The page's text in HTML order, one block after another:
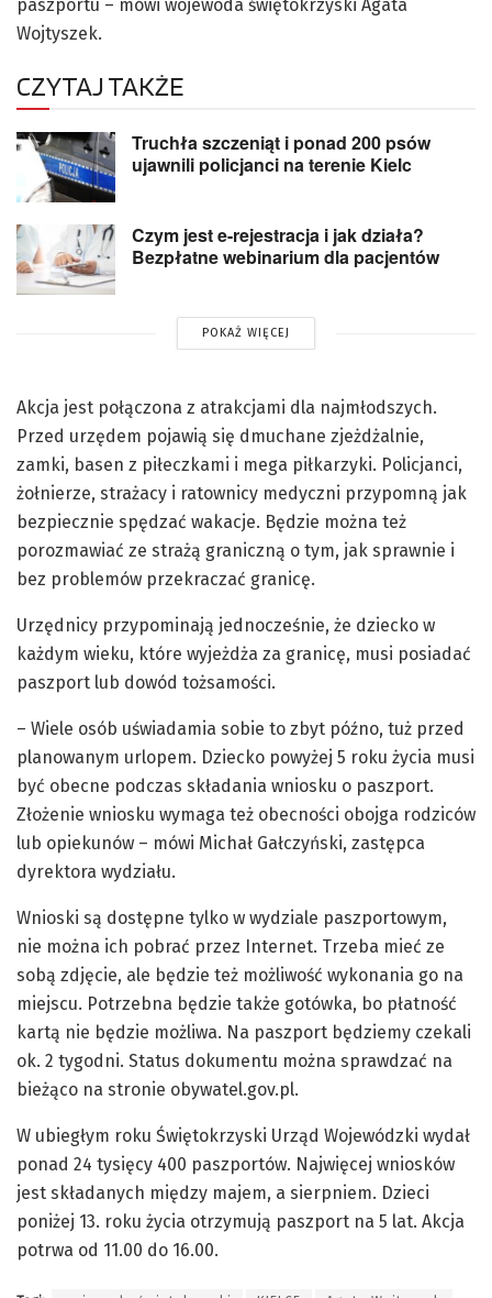
paszportu – mówi wojewoda świętokrzyski Agata
Wojtyszek.
CZYTAJ TAKŻE
Truchła szczeniąt i ponad 200 psów
ujawnili policjanci na terenie Kielc
Czym jest e-rejestracja i jak działa?
Bezpłatne webinarium dla pacjentów
POKAŻ WIĘCEJ
Akcja jest połączona z atrakcjami dla najmłodszych.
Przed urzędem pojawią się dmuchane zjeżdżalnie,
zamki, basen z piłeczkami i mega piłkarzyki. Policjanci,
żołnierze, strażacy i ratownicy medyczni przypomną jak
bezpiecznie spędzać wakacje. Będzie można też
porozmawiać ze strażą graniczną o tym, jak sprawnie i
bez problemów przekraczać granicę.
Urzędnicy przypominają jednocześnie, że dziecko w
każdym wieku, które wyjeżdża za granicę, musi posiadać
paszport lub dowód tożsamości.
– Wiele osób uświadamia sobie to zbyt późno, tuż przed
planowanym urlopem. Dziecko powyżej 5 roku życia musi
być obecne podczas składania wniosku o paszport.
Złożenie wniosku wymaga też obecności obojga rodziców
lub opiekunów – mówi Michał Gałczyński, zastępca
dyrektora wydziału.
Wnioski są dostępne tylko w wydziale paszportowym,
nie można ich pobrać przez Internet. Trzeba mieć ze
sobą zdjęcie, ale będzie też możliwość wykonania go na
miejscu. Potrzebna będzie także gotówka, bo płatność
kartą nie będzie możliwa. Na paszport będziemy czekali
ok. 2 tygodni. Status dokumentu można sprawdzać na
bieżąco na stronie obywatel.gov.pl.
W ubiegłym roku Świętokrzyski Urząd Wojewódzki wydał
ponad 24 tysięcy 400 paszportów. Najwięcej wniosków
jest składanych między majem, a sierpniem. Dzieci
poniżej 13. roku życia otrzymują paszport na 5 lat. Akcja
potrwa od 11.00 do 16.00.